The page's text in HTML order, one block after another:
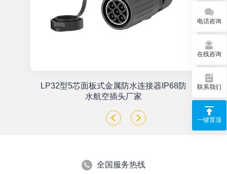
LP32型5芯面板式金属防水连接器IP68防
水航空插头厂家
全国服务热线
电话咨询
在线咨询
联系我们
一键置顶